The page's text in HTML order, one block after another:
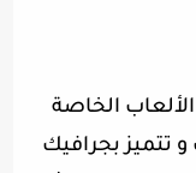
الخاصة
تتميز بجرافيك